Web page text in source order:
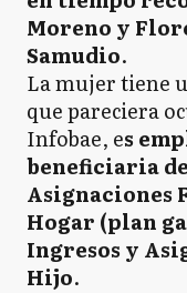
Moreno y
Samudio.
La mujer tiene
que pareciera
Infobae, es
beneficiaria
Asignaciones
Hogar (plan
Ingresos y
Hijo.